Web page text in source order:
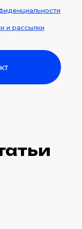
и рассылки